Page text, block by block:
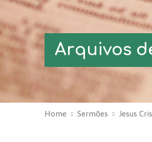
Arquivos
Home Sermões Jesus